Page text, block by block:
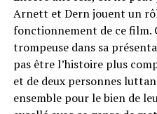
Arnett et Dern jouent un
fonctionnement de ce film.
trompeuse dans sa
pas être l’histoire plus
et de deux personnes
ensemble pour le bien de